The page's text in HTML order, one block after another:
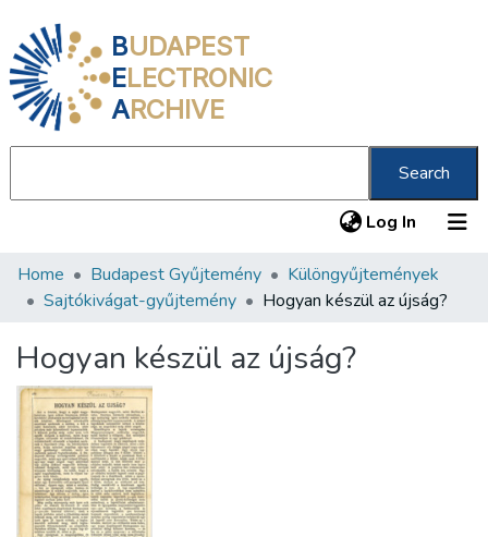
BUDAPEST
ELECTRONIC
ARCHIVE
Search
Log In (current)
Communities & Collections
Statistics
About us
Home Budapest Gyűjtemény
Különgyűjtemények
Sajtókivágat-gyűjtemény
Hogyan készül az újság?
Hogyan készül az újság?